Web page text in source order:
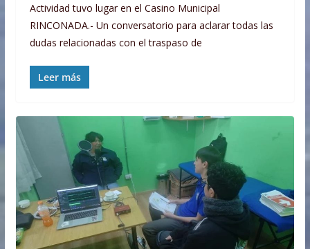
Actividad tuvo lugar en el Casino Municipal
RINCONADA.- Un conversatorio para aclarar todas las
dudas relacionadas con el traspaso de
Leer más